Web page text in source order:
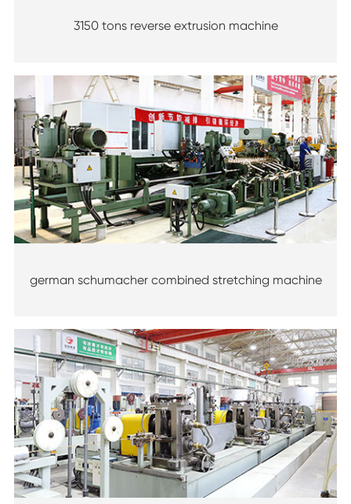
3150 tons reverse extrusion machine
german schumacher combined stretching machine